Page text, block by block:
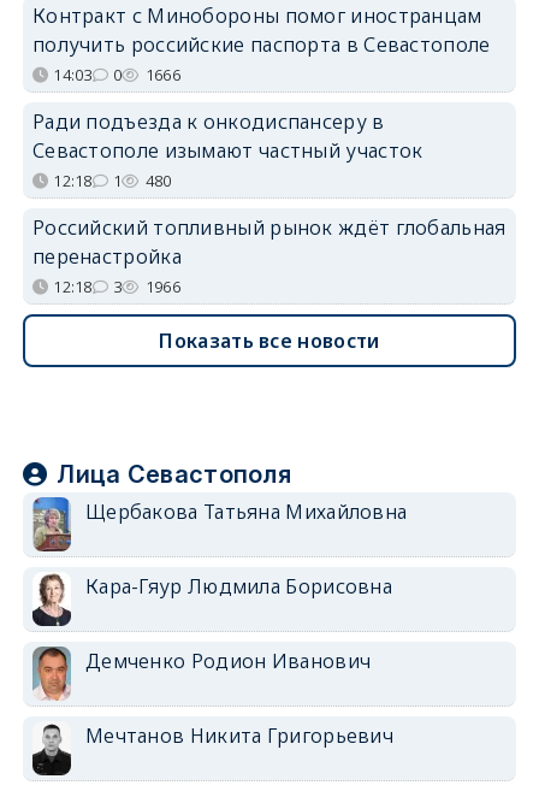
Контракт с Минобороны помог иностранцам
получить российские паспорта в Севастополе
14:03 0 1666
Ради подъезда к онкодиспансеру в
Севастополе изымают частный участок
12:18 1 480
Российский топливный рынок ждёт глобальная
перенастройка
12:18 3 1966
Показать все новости
Лица Севастополя
Щербакова Татьяна Михайловна
Кара-Гяур Людмила Борисовна
Демченко Родион Иванович
Мечтанов Никита Григорьевич